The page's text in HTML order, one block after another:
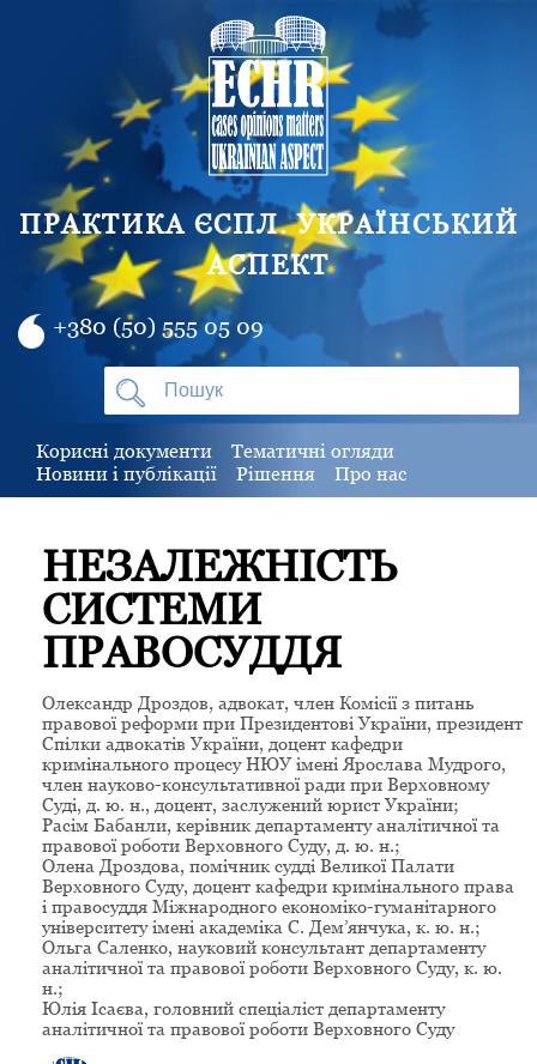
ПРАКТИКА ЄСПЛ. УКРАЇНСЬКИЙ
АСПЕКТ
+380 (50) 555 05 09
Корисні документи
Тематичні огляди
Новини і публікації
Рішення Про нас
НЕЗАЛЕЖНІСТЬ
СИСТЕМИ
ПРАВОСУДДЯ
Олександр Дроздов, адвокат, член Комісії з питань
правової реформи при Президентові України, президент
Спілки адвокатів України, доцент кафедри
кримінального процесу НЮУ імені Ярослава Мудрого,
член науково-консультативної ради при Верховному
Суді, д. ю. н., доцент, заслужений юрист України;
Расім Бабанли, керівник департаменту аналітичної та
правової роботи Верховного Суду, д. ю. н.;
Олена Дроздова, помічник судді Великої Палати
Верховного Суду, доцент кафедри кримінального права
і правосуддя Міжнародного економіко-гуманітарного
університету імені академіка С. Дем’янчука, к. ю. н.;
Ольга Саленко, науковий консультант департаменту
аналітичної та правової роботи Верховного Суду, к. ю.
н.;
Юлія Ісаєва, головний спеціаліст департаменту
аналітичної та правової роботи Верховного Суду